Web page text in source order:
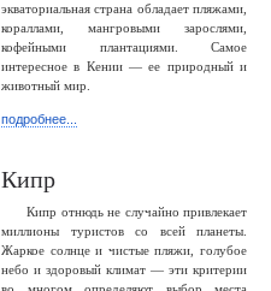
экваториальная страна обладает пляжами,
кораллами, мангровыми зарослями,
кофейными плантациями. Самое
интересное в Кении — ее природный и
животный мир.
подробнее...
Кипр
Кипр отнюдь не случайно привлекает
миллионы туристов со всей планеты.
Жаркое солнце и чистые пляжи, голубое
небо и здоровый климат — эти критерии